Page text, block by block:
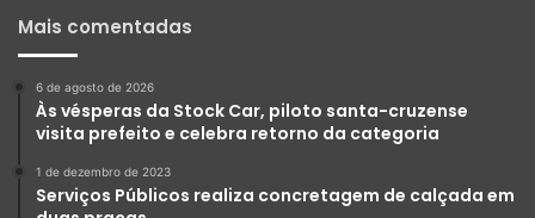
Mais comentadas
6 de agosto de 2026
Às vésperas da Stock Car, piloto santa-cruzense
visita prefeito e celebra retorno da categoria
1 de dezembro de 2023
Serviços Públicos realiza concretagem de calçada em